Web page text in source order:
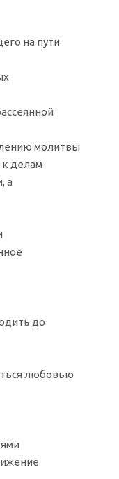
на пути
молитвы
к делам
а
до
любовью